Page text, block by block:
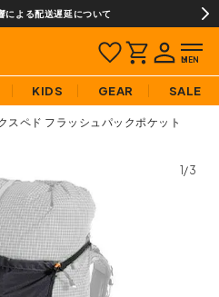
による配送遅延について
KIDS GEAR SALE
スペド フラッシュパックポケット
1/3